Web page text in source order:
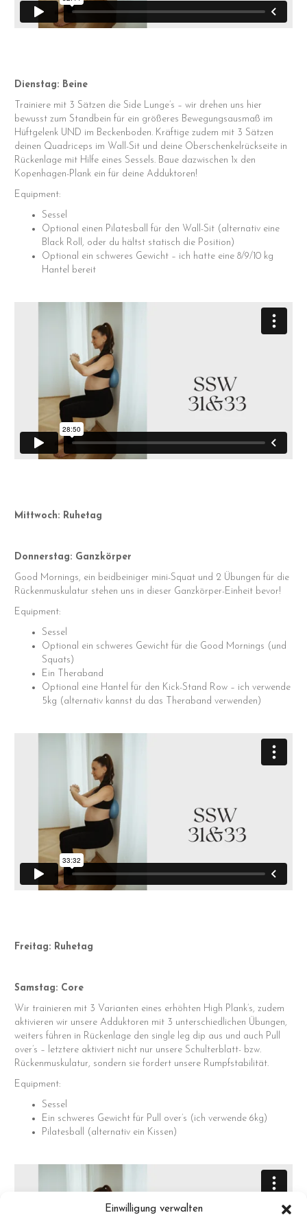
Einwilligung verwalten
Dienstag: Beine
Trainiere mit 3 Sätzen die Side Lunge’s – wir drehen uns hier
bewusst zum Standbein für ein größeres Bewegungsausmaß im
Hüftgelenk UND im Beckenboden. Kräftige zudem mit 3 Sätzen
deinen Quadriceps im Wall-Sit und deine Oberschenkelrückseite in
Rückenlage mit Hilfe eines Sessels. Baue dazwischen 1x den
Kopenhagen-Plank ein für deine Adduktoren!
Equipment:
Sessel
Optional einen Pilatesball für den Wall-Sit (alternativ eine
Black Roll, oder du hältst statisch die Position)
Optional ein schweres Gewicht – ich hatte eine 8/9/10 kg
Hantel bereit
Mittwoch: Ruhetag
Donnerstag: Ganzkörper
Good Mornings, ein beidbeiniger mini-Squat und 2 Übungen für die
Rückenmuskulatur stehen uns in dieser Ganzkörper-Einheit bevor!
Equipment:
Sessel
Optional ein schweres Gewicht für die Good Mornings (und
Squats)
Ein Theraband
Optional eine Hantel für den Kick-Stand Row – ich verwende
5kg (alternativ kannst du das Theraband verwenden)
Freitag: Ruhetag
Samstag: Core
Wir trainieren mit 3 Varianten eines erhöhten High Plank’s, zudem
aktivieren wir unsere Adduktoren mit 3 unterschiedlichen Übungen,
weiters führen in Rückenlage den single leg dip aus und auch Pull
over’s – letztere aktiviert nicht nur unsere Schulterblatt- bzw.
Rückenmuskulatur, sondern sie fordert unsere Rumpfstabilität.
Equipment:
Sessel
Ein schweres Gewicht für Pull over’s (ich verwende 6kg)
Pilatesball (alternativ ein Kissen)